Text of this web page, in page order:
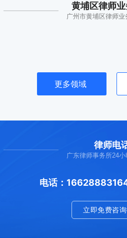
黄埔区律师
广州市黄埔区律师业
更多领域
律师电
广东律师事务所24
电话：16628883164
立即免费咨